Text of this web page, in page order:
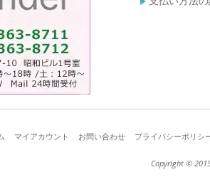
マイアカウント お問い合わせ プライバシーポリシ
Copyright ©